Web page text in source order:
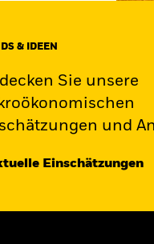
& IDEEN
Sie unsere
und
Einschätzungen